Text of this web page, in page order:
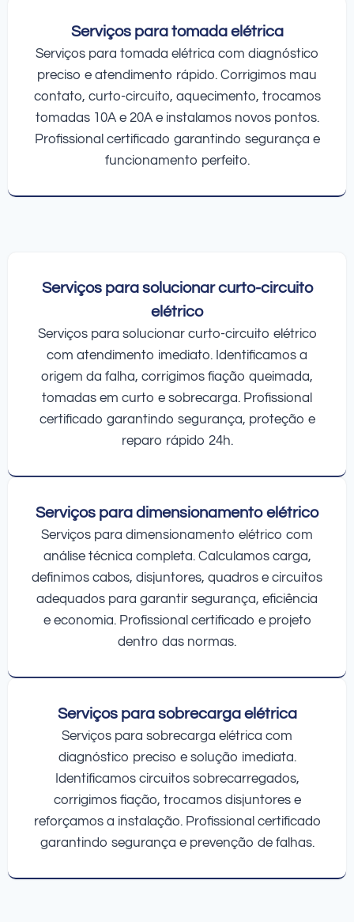
Serviços para tomada elétrica
Serviços para tomada elétrica com diagnóstico
preciso e atendimento rápido. Corrigimos mau
contato, curto-circuito, aquecimento, trocamos
tomadas 10A e 20A e instalamos novos pontos.
Profissional certificado garantindo segurança e
funcionamento perfeito.
Serviços para solucionar curto-circuito
elétrico
Serviços para solucionar curto-circuito elétrico
com atendimento imediato. Identificamos a
origem da falha, corrigimos fiação queimada,
tomadas em curto e sobrecarga. Profissional
certificado garantindo segurança, proteção e
reparo rápido 24h.
Serviços para dimensionamento elétrico
Serviços para dimensionamento elétrico com
análise técnica completa. Calculamos carga,
definimos cabos, disjuntores, quadros e circuitos
adequados para garantir segurança, eficiência
e economia. Profissional certificado e projeto
dentro das normas.
Serviços para sobrecarga elétrica
Serviços para sobrecarga elétrica com
diagnóstico preciso e solução imediata.
Identificamos circuitos sobrecarregados,
corrigimos fiação, trocamos disjuntores e
reforçamos a instalação. Profissional certificado
garantindo segurança e prevenção de falhas.